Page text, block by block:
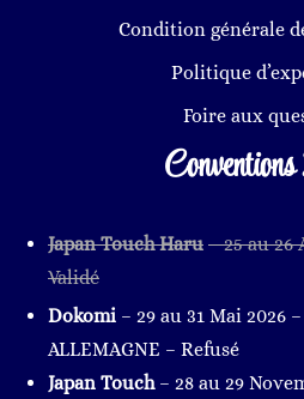
Condition générale
Politique
Foire aux
Japan Touch Haru – 25 au
Validé
Dokomi – 29 au 31 Mai 2026
ALLEMAGNE – Refusé
Japan Touch – 28 au 29